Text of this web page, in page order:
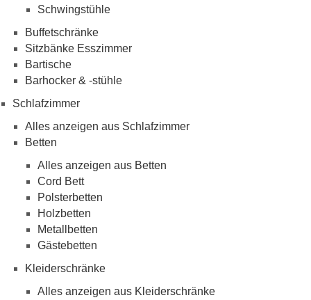
Schwingstühle
Buffetschränke
Sitzbänke Esszimmer
Bartische
Barhocker & -stühle
Schlafzimmer
Alles anzeigen aus Schlafzimmer
Betten
Alles anzeigen aus Betten
Cord Bett
Polsterbetten
Holzbetten
Metallbetten
Gästebetten
Kleiderschränke
Alles anzeigen aus Kleiderschränke